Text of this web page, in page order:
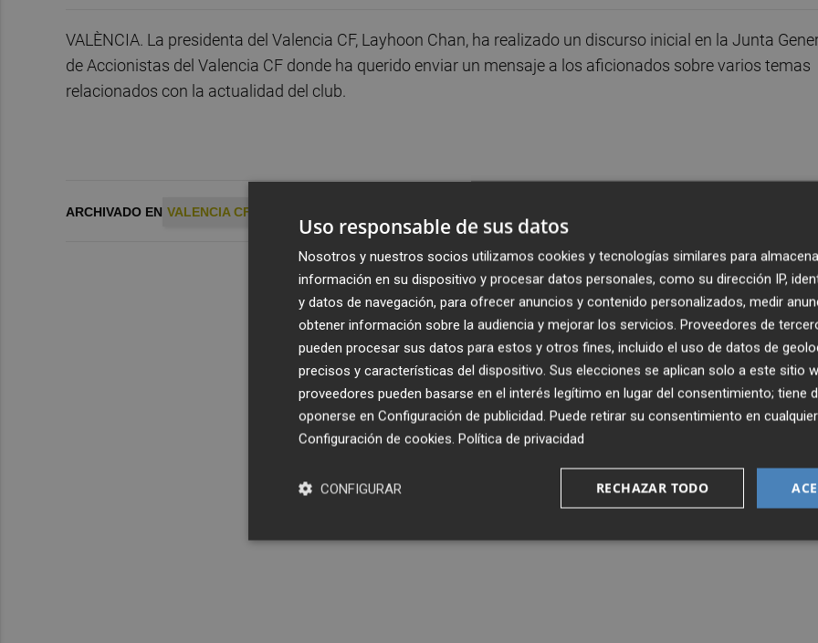
VALÈNCIA. La presidenta del Valencia CF, Layhoon Chan, ha realizado un discurso inicial en la Junta
de Accionistas del Valencia CF donde ha querido enviar un mensaje a los aficionados sobre varios temas
relacionados con la actualidad del club.
ARCHIVADO EN VALENCIA CF
Uso responsable de sus datos
Nosotros y nuestros socios utilizamos cookies y tecnologías similares para
información en su dispositivo y procesar datos personales, como su dirección IP,
y datos de navegación, para ofrecer anuncios y contenido personalizados, medir
obtener información sobre la audiencia y mejorar los servicios. Proveedores de
pueden procesar sus datos para estos y otros fines, incluido el uso de datos de
precisos y características del dispositivo. Sus elecciones se aplican solo a este sitio
proveedores pueden basarse en el interés legítimo en lugar del consentimiento; tiene
oponerse en Configuración de publicidad. Puede retirar su consentimiento en
Configuración de cookies. Política de privacidad
RECHAZAR TODO
CONFIGURAR